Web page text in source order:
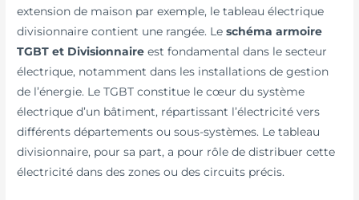
extension de maison par exemple, le tableau électrique
divisionnaire contient une rangée. Leschéma armoire
TGBT et Divisionnaire est fondamental dans le secteur
électrique, notamment dans les installations de gestion
de l’énergie. Le TGBT constitue le cœur du système
électrique d’un bâtiment, répartissant l’électricité vers
différents départements ou sous-systèmes. Le tableau
divisionnaire, pour sa part, a pour rôle de distribuer cette
électricité dans des zones ou des circuits précis.